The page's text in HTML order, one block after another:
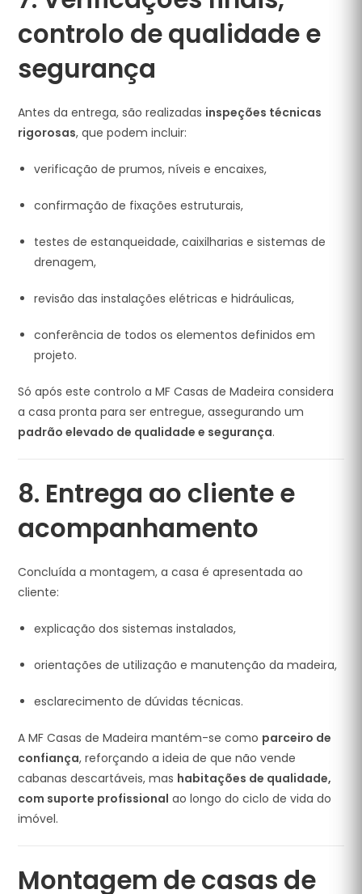
controlo de qualidade e
segurança
Antes da entrega, são realizadas inspeções técnicas
rigorosas, que podem incluir:
verificação de prumos, níveis e encaixes,
confirmação de fixações estruturais,
testes de estanqueidade, caixilharias e sistemas de
drenagem,
revisão das instalações elétricas e hidráulicas,
conferência de todos os elementos definidos em
projeto.
Só após este controlo a MF Casas de Madeira considera
a casa pronta para ser entregue, assegurando um
padrão elevado de qualidade e segurança.
8. Entrega ao cliente e
acompanhamento
Concluída a montagem, a casa é apresentada ao
cliente:
explicação dos sistemas instalados,
orientações de utilização e manutenção da madeira,
esclarecimento de dúvidas técnicas.
A MF Casas de Madeira mantém-se como parceiro de
confiança, reforçando a ideia de que não vende
cabanas descartáveis, mas habitações de qualidade,
com suporte profissional ao longo do ciclo de vida do
imóvel.
Montagem de casas de